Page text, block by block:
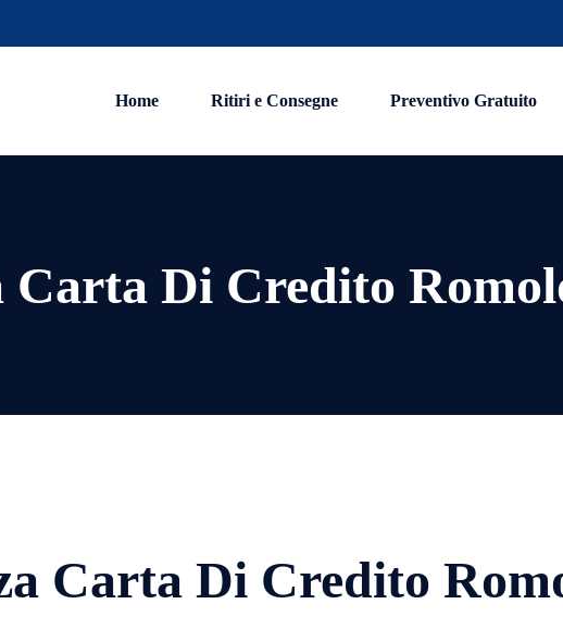
Home Ritiri e Consegne Preventivo Gratuito
Carta Di Credito
Carta Di Credito